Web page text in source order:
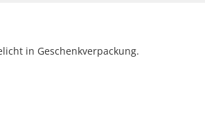
in Geschenkverpackung.